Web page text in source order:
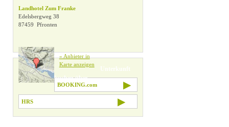
Landhotel Zum Franke
Edelsbergweg 38
87459 Pfronten
» Anbieter in
Karte anzeigen
Unterkunft
buchen über
BOOKING.com ▶
HRS ▶